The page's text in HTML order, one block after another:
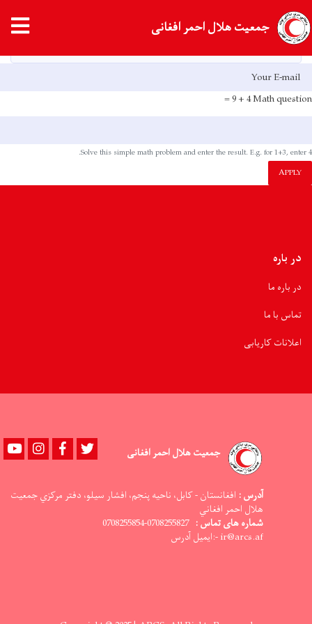
to
content
جمعیت هلال احمر افغانی
E-mail
Math question
4 + 9 =
Solve this simple math problem and enter the result. E.g. for 1+3, enter 4.
APPLY
در باره
در باره ما
تماس با ما
اعلانات کاریابی
جمعیت هلال احمر افغانی YoutubeinstagramFacebook
آدرس : افغانستان - کابل، ناحيه پنجم، افشار سيلو، دفتر مرکزي جمعيت
هلال احمر افغاني
شماره های تماس : 0708255827-0708255854
ir@arcs.af -:ایمیل آدرس